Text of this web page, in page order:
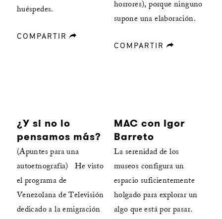
huéspedes.
COMPARTIR forward
horrores), porque ninguno
supone una elaboración.
COMPARTIR forward
¿Y si no lo
pensamos más?
(Apuntes para una
autoetnografía) He visto
el programa de
Venezolana de Televisión
dedicado a la emigración
MAC con Igor
Barreto
La serenidad de los
museos configura un
espacio suficientemente
holgado para explorar un
algo que está por pasar.